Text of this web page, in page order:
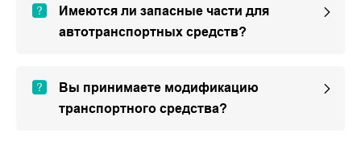
Имеются ли запасные части для
автотранспортных средств?
Вы принимаете модификацию
транспортного средства?